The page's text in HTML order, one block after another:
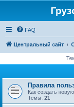
FAQ
Центральный сайт
Правила
Как создать
Темы: 21